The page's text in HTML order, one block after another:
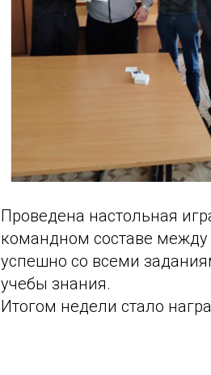
Проведена настольная
командном составе
успешно со всеми
учебы знания.
Итогом недели стало